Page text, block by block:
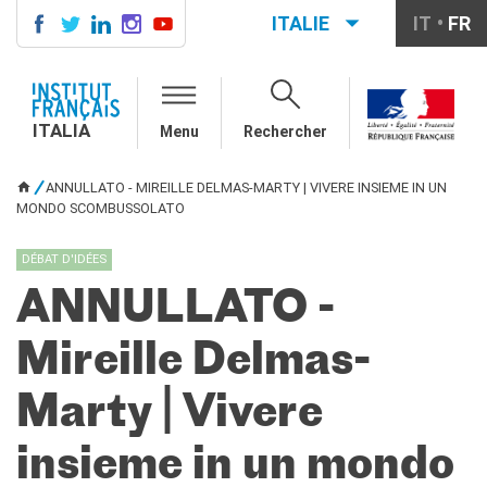
COURS DE FRANÇAIS
LE MONDE SCOLAIRE
Contatti
Studenti
Formation professionnelle
SPECTACLE VIVANT ET
ARTS VISUELS
La festa della musica
Nouveau Grand Tour
Exaequa
ITALIE IT FR
ITALIA Menu Rechercher
VOUS ÊTES ICI
ANNULLATO - MIREILLE DELMAS-MARTY | VIVERE INSIEME IN UN
MONDO SCOMBUSSOLATO
DÉBAT D'IDÉES
ANNULLATO -
Mireille Delmas-
Marty | Vivere
insieme in un mondo